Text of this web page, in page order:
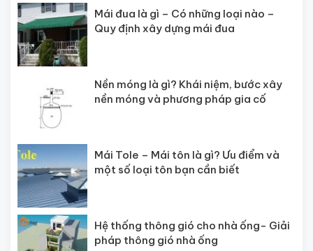
Mái đua là gì – Có những loại nào –
Quy định xây dựng mái đua
Nền móng là gì? Khái niệm, bước xây
nền móng và phương pháp gia cố
Mái Tole – Mái tôn là gì? Ưu điểm và
một số loại tôn bạn cần biết
Hệ thống thông gió cho nhà ống- Giải
pháp thông gió nhà ống